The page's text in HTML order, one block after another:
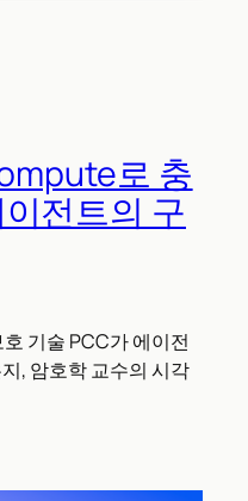
로 충
전트의 구
기술 PCC가 에이전
, 암호학 교수의 시각